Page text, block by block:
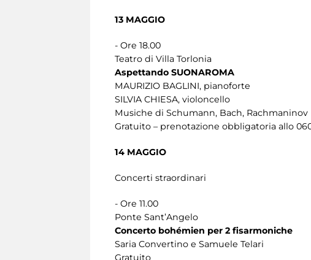
13 MAGGIO
- Ore 18.00
Teatro di Villa Torlonia
Aspettando SUONAROMA
MAURIZIO BAGLINI, pianoforte
SILVIA CHIESA, violoncello
Musiche di Schumann, Bach, Rachmaninov
Gratuito – prenotazione obbligatoria allo
14 MAGGIO
Concerti straordinari
- Ore 11.00
Ponte Sant’Angelo
Concerto bohémien per 2 fisarmoniche
Saria Convertino e Samuele Telari
Gratuito